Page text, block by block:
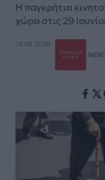
Η παγκρήτια
χώρα στις 29
18.06.2026